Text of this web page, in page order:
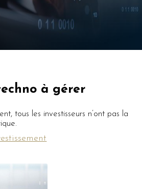
à gérer
tous les investisseurs n’ont pas la